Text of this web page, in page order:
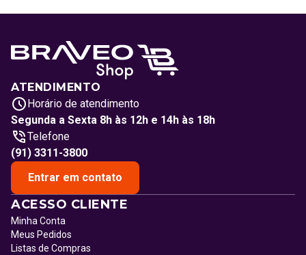
ATENDIMENTO
Horário de atendimento
Segunda a Sexta 8h às 12h e 14h às 18h
Telefone
(91) 3311-3800
Entrar em contato
ACESSO CLIENTE
Minha Conta
Meus Pedidos
Listas de Compras